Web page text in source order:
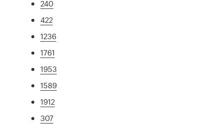
240
422
1236
1761
1953
1589
1912
307